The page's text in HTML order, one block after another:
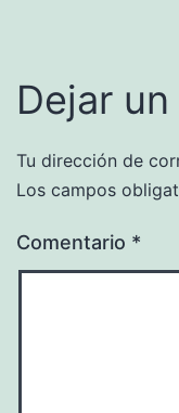
Dejar
Tu dirección de
Los campos
Comentario *